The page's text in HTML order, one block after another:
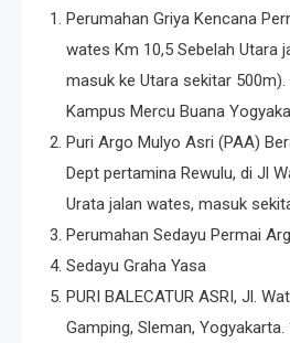
Perumahan Griya Kencana
wates Km 10,5 Sebelah Utara
masuk ke Utara sekitar
Kampus Mercu Buana
Puri Argo Mulyo Asri (PAA)
Dept pertamina Rewulu, di Jl
Urata jalan wates, masuk
Perumahan Sedayu Permai
Sedayu Graha Yasa
PURI BALECATUR ASRI, Jl.
Gamping, Sleman,